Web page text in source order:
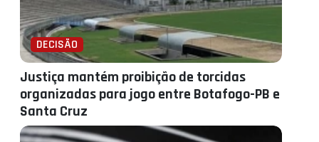
DECISÃO
Justiça mantém proibição de torcidas
organizadas para jogo entre Botafogo-PB e
Santa Cruz